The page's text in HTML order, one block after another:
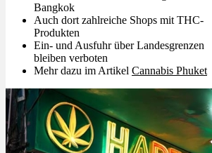
Bangkok
Auch dort zahlreiche Shops mit THC-
Produkten
Ein- und Ausfuhr über Landesgrenzen
bleiben verboten
Mehr dazu im Artikel Cannabis Phuket